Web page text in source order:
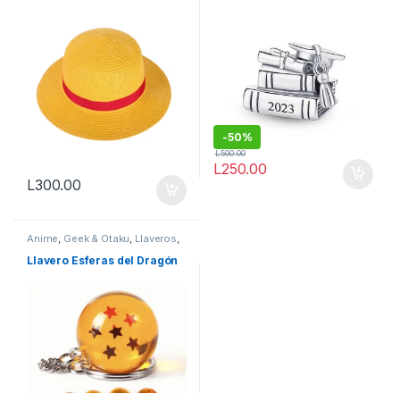
L300.00
-50%
L250.00
L500.00
Anime, Geek & Otaku, Llaveros,
Llavero Esferas del Dragón